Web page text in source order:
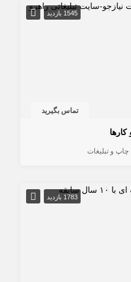
1545 بازدید
تماس بگیرید
چاپ و تبلیغات
1783 بازدید